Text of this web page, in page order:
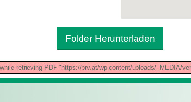
Folder Herunterladen
retrieving PDF "https://brv.at/wp-content/uploads/_MEDIA/